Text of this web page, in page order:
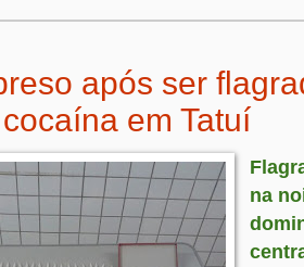
após ser
em Tatuí
na